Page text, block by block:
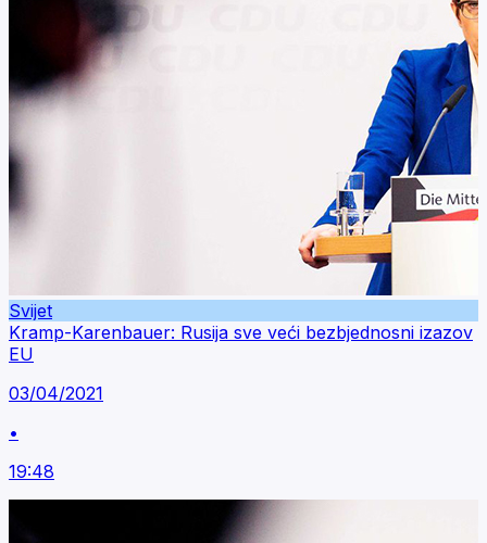
Svijet
Kramp-Karenbauer: Rusija sve veći bezbjednosni izazov
EU
03/04/2021
•
19:48